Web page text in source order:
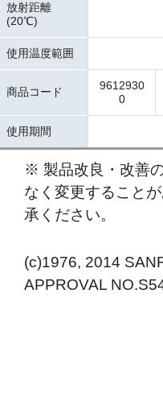
放射距離
(20℃)
使用温度範囲
商品コード
9612930
0
使用期間
※ 製品改良・改善
なく変更すること
承ください。
(c)1976, 2014
APPROVAL